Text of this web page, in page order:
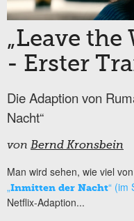
„Leave the
- Erster
Die Adaption von
Nacht“
von Bernd Kronsbein
Man wird sehen, wie viel von
„Inmitten der Nacht“ (im
Netflix-Adaption...